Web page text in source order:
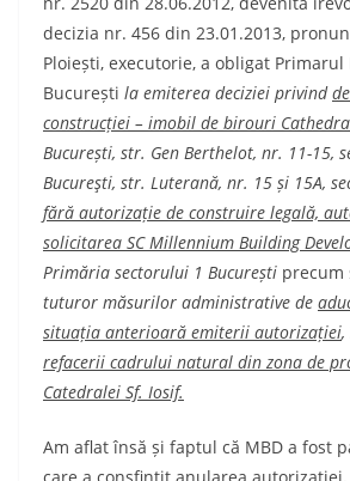
decizia nr. 456 din 23.01.2013,
Ploiești, executorie, a obligat
București la emiterea deciziei privind
construcției – imobil de birouri
București, str. Gen Berthelot, nr. 11-15,
Bucureşti, str. Luterană, nr. 15 și 15A,
fără autorizație de construire legală,
solicitarea SC Millennium Building
Primăria sectorului 1 București precum
tuturor măsurilor administrative de
situația anterioară emiterii autorizației,
refacerii cadrului natural din zona de
Catedralei Sf. Iosif.
Am aflat însă și faptul că MBD a fost